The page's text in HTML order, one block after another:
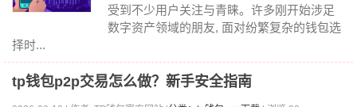
受到不少用户关注与青睐。许多刚开始涉足
数字资产领域的朋友, 面对纷繁复杂的钱包选
择时...
tp钱包p2p交易怎么做？新手安全指南